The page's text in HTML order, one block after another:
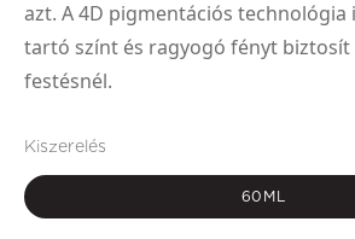
azt. A 4D pigmentációs technológia
tartó színt és ragyogó fényt biztosít
festésnél.
Kiszerelés
60ML